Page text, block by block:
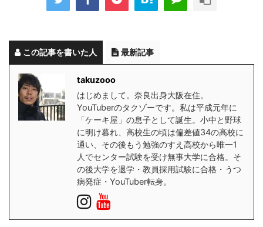
この記事を書いた人 最新記事
takuzooo
はじめまして。奈良出身大阪在住。
YouTuberのタクゾーです。私は平成元年に
「ケーキ屋」の息子として誕生。小中と野球
に明け暮れ、高校生の頃は偏差値34の高校に
通い、その後もう勉強のすえ高校から唯一1
人でセンター試験を受け無事大学に合格。そ
の後大学を退学・教員採用試験に合格・うつ
病発症・YouTuber転身。